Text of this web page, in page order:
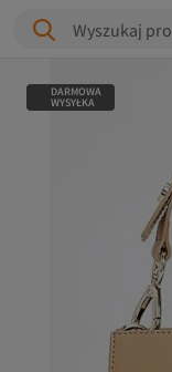
Wyszukaj
DARMOWA
WYSYŁKA